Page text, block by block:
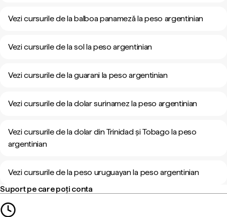
Vezi cursurile de la balboa panameză la peso argentinian
Vezi cursurile de la sol la peso argentinian
Vezi cursurile de la guarani la peso argentinian
Vezi cursurile de la dolar surinamez la peso argentinian
Vezi cursurile de la dolar din Trinidad și Tobago la peso
argentinian
Vezi cursurile de la peso uruguayan la peso argentinian
Suport pe care poți conta